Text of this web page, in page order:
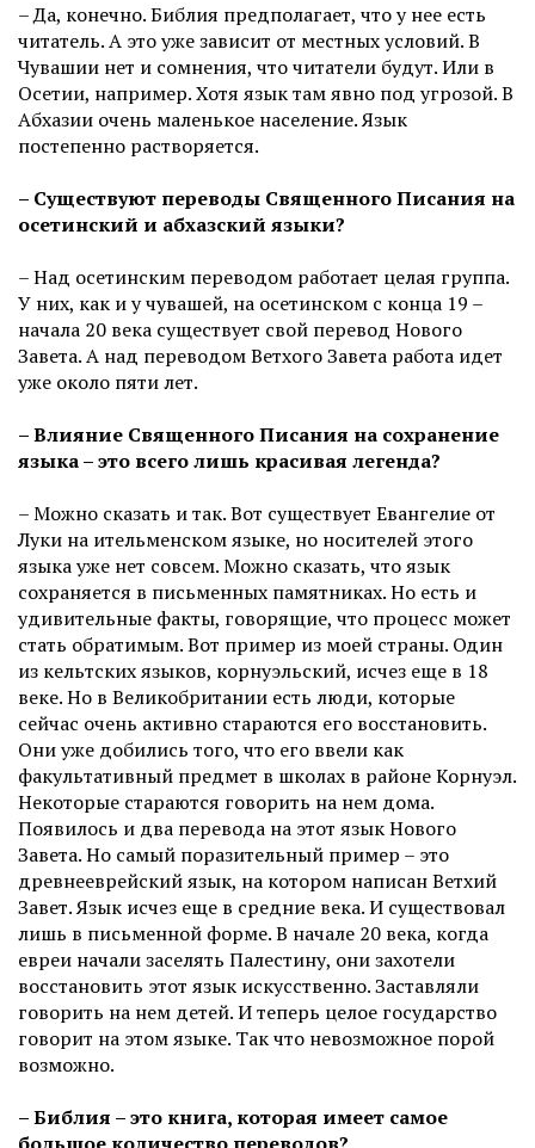
– Да, конечно. Библия предполагает, что у нее есть
читатель. А это уже зависит от местных условий. В
Чувашии нет и сомнения, что читатели будут. Или в
Осетии, например. Хотя язык там явно под угрозой. В
Абхазии очень маленькое население. Язык
постепенно растворяется.
– Существуют переводы Священного Писания на
осетинский и абхазский языки?
– Над осетинским переводом работает целая группа.
У них, как и у чувашей, на осетинском с конца 19 –
начала 20 века существует свой перевод Нового
Завета. А над переводом Ветхого Завета работа идет
уже около пяти лет.
– Влияние Священного Писания на сохранение
языка – это всего лишь красивая легенда?
– Можно сказать и так. Вот существует Евангелие от
Луки на ительменском языке, но носителей этого
языка уже нет совсем. Можно сказать, что язык
сохраняется в письменных памятниках. Но есть и
удивительные факты, говорящие, что процесс может
стать обратимым. Вот пример из моей страны. Один
из кельтских языков, корнуэльский, исчез еще в 18
веке. Но в Великобритании есть люди, которые
сейчас очень активно стараются его восстановить.
Они уже добились того, что его ввели как
факультативный предмет в школах в районе Корнуэл.
Некоторые стараются говорить на нем дома.
Появилось и два перевода на этот язык Нового
Завета. Но самый поразительный пример – это
древнееврейский язык, на котором написан Ветхий
Завет. Язык исчез еще в средние века. И существовал
лишь в письменной форме. В начале 20 века, когда
евреи начали заселять Палестину, они захотели
восстановить этот язык искусственно. Заставляли
говорить на нем детей. И теперь целое государство
говорит на этом языке. Так что невозможное порой
возможно.
– Библия – это книга, которая имеет самое